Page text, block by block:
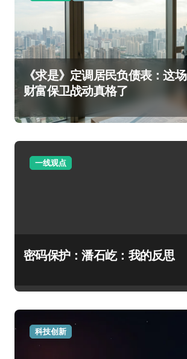
《求是》定调居民负债表：这场
财富保卫战动真格了
一线观点
密码保护：潘石屹：我的反思
科技创新